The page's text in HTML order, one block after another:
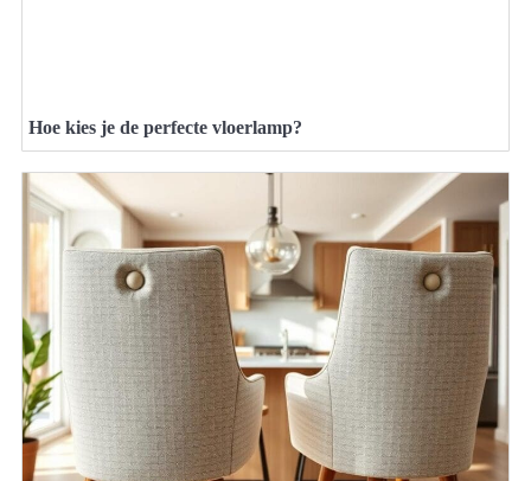
Hoe kies je de perfecte vloerlamp?